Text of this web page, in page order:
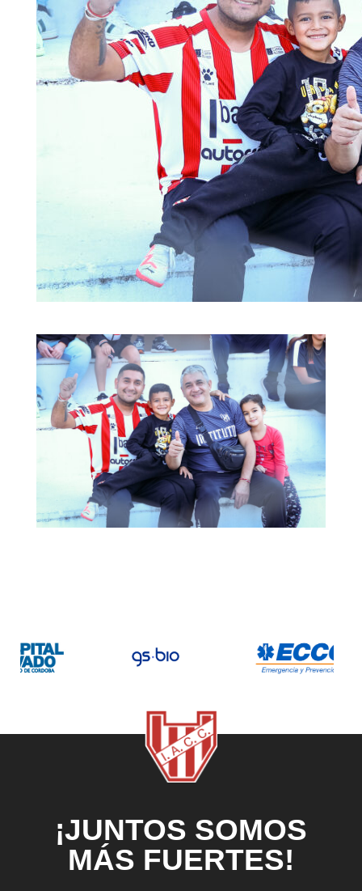
¡JUNTOS SOMOS
MÁS FUERTES!